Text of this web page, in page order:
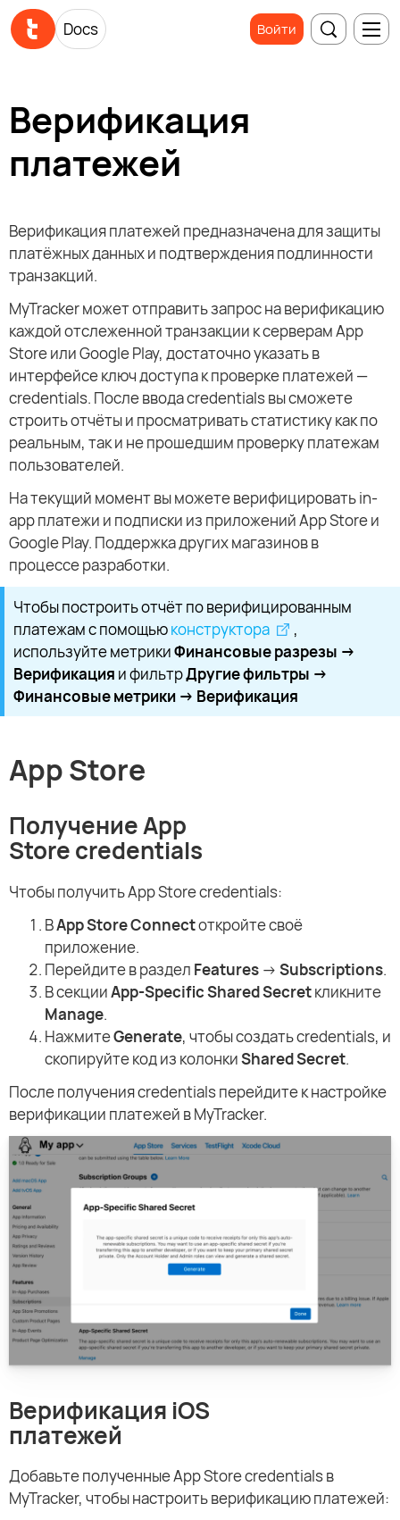
Docs Войти
Верификация
платежей
Верификация платежей предназначена для защиты
платёжных данных и подтверждения подлинности
транзакций.
MyTracker может отправить запрос на верификацию
каждой отслеженной транзакции к серверам App
Store или Google Play, достаточно указать в
интерфейсе ключ доступа к проверке платежей —
credentials. После ввода credentials вы сможете
строить отчёты и просматривать статистику как по
реальным, так и не прошедшим проверку платежам
пользователей.
На текущий момент вы можете верифицировать in-
app платежи и подписки из приложений App Store и
Google Play. Поддержка других магазинов в
процессе разработки.
Чтобы построить отчёт по верифицированным
платежам с помощьюконструктора
,
используйте метрикиФинансовые разрезы →
Верификация и фильтрДругие фильтры →
Финансовые метрики → Верификация
App Store
Получение App
Store credentials
Чтобы получить App Store credentials:
ВApp Store Connectоткройте своё
приложение.
Перейдите в раздел Features → Subscriptions.
В секцииApp-Specific Shared Secretкликните
Manage.
НажмитеGenerate, чтобы создать credentials, и
скопируйте код из колонкиShared Secret.
После получения credentials перейдите к настройке
верификации платежей в MyTracker.
Верификация iOS
платежей
Добавьте полученные App Store credentials в
MyTracker, чтобы настроить верификацию платежей: